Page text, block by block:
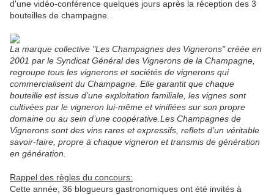
d'une vidéo-conférence quelques jours après la réception des 3
bouteilles de champagne
La marque collective "Les Champagnes des Vignerons" créée en
2001 par le Syndicat Général des Vignerons de la Champagne,
regroupe tous les vignerons et sociétés de vignerons qui
commercialisent du Champagne. Elle garantit que chaque
bouteille est issue d’une exploitation familiale, les vignes sont
cultivées par le vigneron lui-même et vinifiées sur son propre
domaine ou au sein d’une coopérative.Les Champagnes de
Vignerons sont des vins rares et expressifs, reflets d’un véritable
savoir-faire, propre à chaque vigneron et transmis de génération
en génération.
Rappel des règles du concours:
Cette année, 36 blogueurs gastronomiques ont été invités à